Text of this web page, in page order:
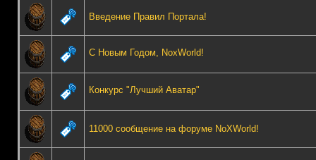
Введение Правил Портала!
С Новым Годом, NoxWorld!
Конкурс "Лучший Аватар"
11000 сообщение на форуме NoXWorld!